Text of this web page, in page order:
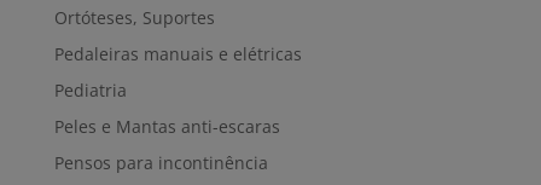
Ortóteses, Suportes
Pedaleiras manuais e elétricas
Pediatria
Peles e Mantas anti-escaras
Pensos para incontinência